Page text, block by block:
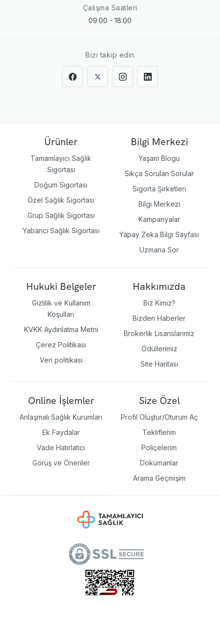
Çalışma Saatleri
09:00 - 18:00
Bizi takip edin
Ürünler
Tamamlayıcı Sağlık
Sigortası
Doğum Sigortası
Özel Sağlık Sigortası
Grup Sağlık Sigortası
Yabancı Sağlık Sigortası
Bilgi Merkezi
Yaşam Blogu
Sıkça Sorulan Sorular
Sigorta Şirketleri
Bilgi Merkezi
Kampanyalar
Yapay Zeka Bilgi Sayfası
Uzmana Sor
Hukuki Belgeler
Gizlilik ve Kullanım
Koşulları
KVKK Aydınlatma Metni
Çerez Politikası
Veri politikası
Hakkımızda
Biz Kimiz?
Bizden Haberler
Brokerlik Lisanslarımız
Ödüllerimiz
Site Haritası
Online İşlemler
Anlaşmalı Sağlık Kurumları
Ek Faydalar
Vade Hatırlatıcı
Görüş ve Öneriler
Size Özel
Profil Oluştur/Oturum Aç
Tekliflerim
Poliçelerim
Dokümanlar
Arama Geçmişim